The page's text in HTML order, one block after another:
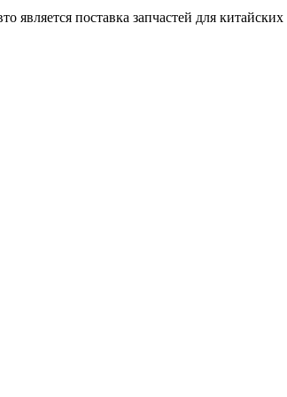
поставка запчастей для